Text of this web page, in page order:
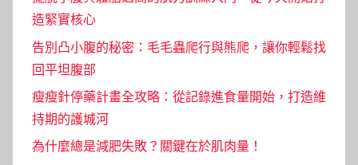
造緊實核心
告別凸小腹的秘密：毛毛蟲爬行與熊爬，讓你輕鬆找
回平坦腹部
瘦瘦針停藥計畫全攻略：從記錄進食量開始，打造維
持期的護城河
為什麼總是減肥失敗？關鍵在於肌肉量！